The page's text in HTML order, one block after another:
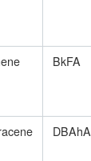
BkFA
DBAhA